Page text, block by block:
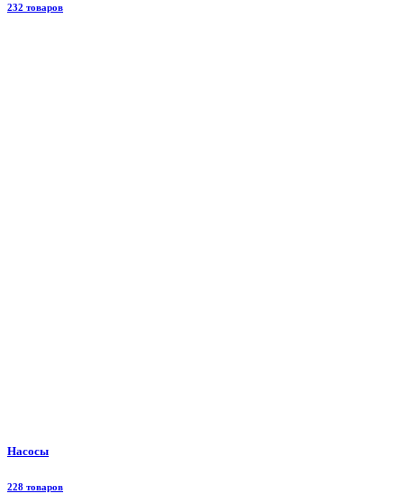
232 товаров
Насосы
228 товаров